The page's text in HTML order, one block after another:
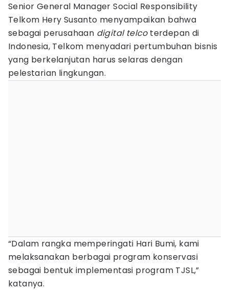
Senior General Manager Social Responsibility
Telkom Hery Susanto menyampaikan bahwa
sebagai perusahaan digital telcoterdepan di
Indonesia, Telkom menyadari pertumbuhan bisnis
yang berkelanjutan harus selaras dengan
pelestarian lingkungan.
“Dalam rangka memperingati Hari Bumi, kami
melaksanakan berbagai program konservasi
sebagai bentuk implementasi program TJSL,”
katanya.